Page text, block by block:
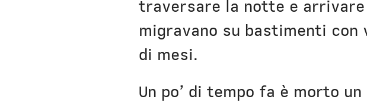
traversare la notte e
migravano su bastimenti con
di mesi.
Un po’ di tempo fa è morto